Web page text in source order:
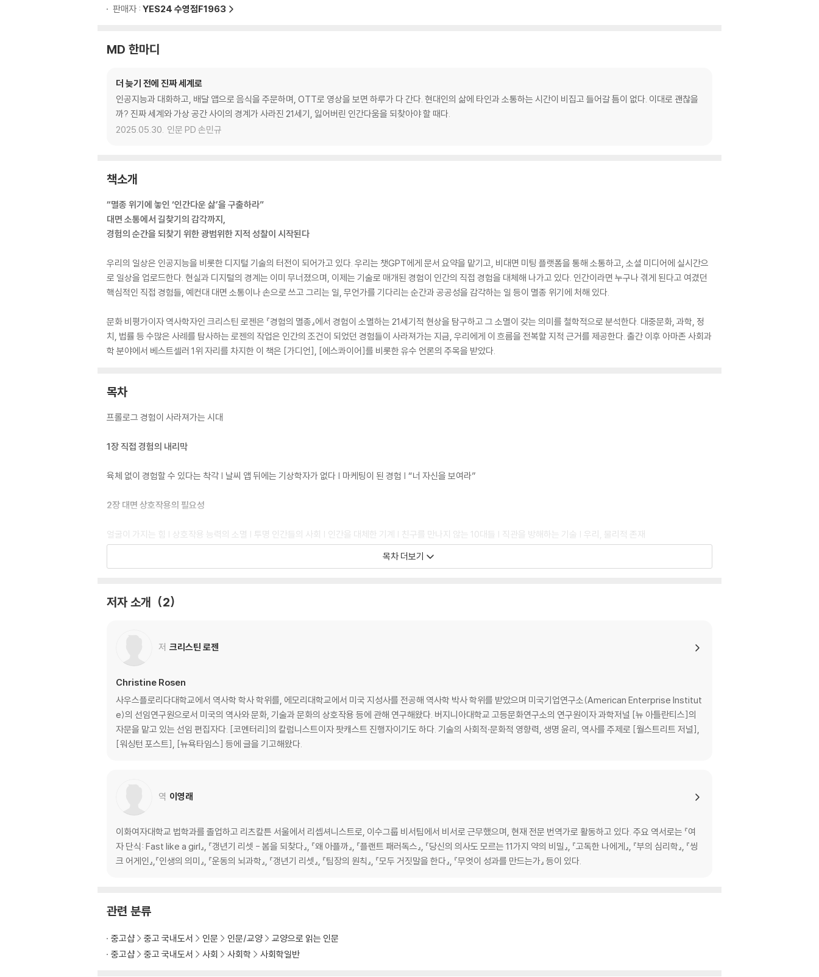
판매자 : YES24 수영점F1963
MD 한마디
더 늦기 전에 진짜 세계로
인공지능과 대화하고, 배달 앱으로 음식을 주문하며, OTT로 영상을 보면 하루가 다 간다. 현대인의 삶에 타인과 소통하는 시간이 비집고 들어갈 틈이 없다. 이대로 괜찮을
까? 진짜 세계와 가상 공간 사이의 경계가 사라진 21세기, 잃어버린 인간다움을 되찾아야 할 때다.
2025.05.30. 인문 PD 손민규
책소개
“멸종 위기에 놓인 ‘인간다운 삶’을 구출하라”
대면 소통에서 길찾기의 감각까지,
경험의 순간을 되찾기 위한 광범위한 지적 성찰이 시작된다
우리의 일상은 인공지능을 비롯한 디지털 기술의 터전이 되어가고 있다. 우리는 챗GPT에게 문서 요약을 맡기고, 비대면 미팅 플랫폼을 통해 소통하고, 소셜 미디어에 실시간으
로 일상을 업로드한다. 현실과 디지털의 경계는 이미 무너졌으며, 이제는 기술로 매개된 경험이 인간의 직접 경험을 대체해 나가고 있다. 인간이라면 누구나 겪게 된다고 여겼던
핵심적인 직접 경험들, 예컨대 대면 소통이나 손으로 쓰고 그리는 일, 무언가를 기다리는 순간과 공공성을 감각하는 일 등이 멸종 위기에 처해 있다.
문화 비평가이자 역사학자인 크리스틴 로젠은 『경험의 멸종』에서 경험이 소멸하는 21세기적 현상을 탐구하고 그 소멸이 갖는 의미를 철학적으로 분석한다. 대중문화, 과학, 정
치, 법률 등 수많은 사례를 탐사하는 로젠의 작업은 인간의 조건이 되었던 경험들이 사라져가는 지금, 우리에게 이 흐름을 전복할 지적 근거를 제공한다. 출간 이후 아마존 사회과
학 분야에서 베스트셀러 1위 자리를 차지한 이 책은 [가디언], [에스콰이어]를 비롯한 유수 언론의 주목을 받았다.
목차
프롤로그 경험이 사라져가는 시대
1장 직접 경험의 내리막
육체 없이 경험할 수 있다는 착각 | 날씨 앱 뒤에는 기상학자가 없다 | 마케팅이 된 경험 | “너 자신을 보여라”
2장 대면 상호작용의 필요성
얼굴이 가지는 힘 | 상호작용 능력의 소멸 | 투명 인간들의 사회 | 인간을 대체한 기계 | 친구를 만나지 않는 10대들 | 직관을 방해하는 기술 | 우리, 물리적 존재
디즈니월드에서 배운 줄 서기의 논리 | 성급하게 화가 난 사람들 | 지루함을 없앤 대가 | 인내의 열매 | 회전 극장에서
5장 감정 길들이기
인간이라는 감정적 존재 | 우리 내부의, 숨겨진, 우리 자신 | 여섯 번째 감각 | 감정 아웃소싱의 결과
6장 기술로 매개된 쾌락
7장 소멸하는 장소, 개인화된 공간
장소가 뿌리뽑힌 사회 | 공간의 규칙 | 연결되지 않은 사람들 | 우리는 같이 있지 않다 | 우리가 서 있는 곳은 어딘가
목차 더보기
저자 소개 2
저 크리스틴 로젠
Christine Rosen
사우스플로리다대학교에서 역사학 학사 학위를, 에모리대학교에서 미국 지성사를 전공해 역사학 박사 학위를 받았으며 미국기업연구소(American Enterprise Institut
e)의 선임연구원으로서 미국의 역사와 문화, 기술과 문화의 상호작용 등에 관해 연구해왔다. 버지니아대학교 고등문화연구소의 연구원이자 과학저널 [뉴 아틀란티스]의
자문을 맡고 있는 선임 편집자다. [코멘터리]의 칼럼니스트이자 팟캐스트 진행자이기도 하다. 기술의 사회적·문화적 영향력, 생명 윤리, 역사를 주제로 [월스트리트 저널],
[워싱턴 포스트], [뉴욕타임스] 등에 글을 기고해왔다.
역 이영래
이화여자대학교 법학과를 졸업하고 리츠칼튼 서울에서 리셉셔니스트로, 이수그룹 비서팀에서 비서로 근무했으며, 현재 전문 번역가로 활동하고 있다. 주요 역서로는 『여
자 단식: Fast like a girl』, 『갱년기 리셋 - 봄을 되찾다』, 『왜 아플까』, 『플랜트 패러독스』, 『당신의 의사도 모르는 11가지 약의 비밀』, 『고독한 나에게』, 『부의 심리학』, 『씽
크 어게인』,『인생의 의미』, 『운동의 뇌과학』, 『갱년기 리셋』, 『팀장의 원칙』, 『모두 거짓말을 한다』, 『무엇이 성과를 만드는가』 등이 있다.
관련 분류
중고샵 중고 국내도서 인문 인문/교양
교양으로 읽는 인문
중고샵
중고 국내도서 사회 사회학 사회학일반